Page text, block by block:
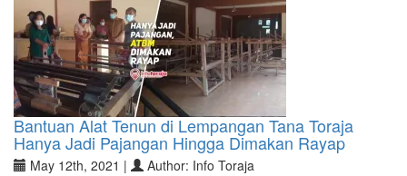
Bantuan Alat Tenun di Lempangan Tana Toraja
Hanya Jadi Pajangan Hingga Dimakan Rayap
May 12th, 2021 |
Author: Info Toraja